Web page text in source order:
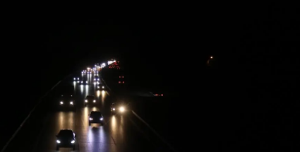
Gaziantep
Giresun
Gümüşhane